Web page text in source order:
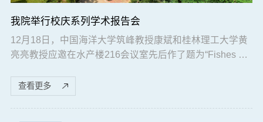
我院举行校庆系列学术报告会
12月18日，中国海洋大学筑峰教授康斌和桂林理工大学黄
亮亮教授应邀在水产楼216会议室先后作了题为“Fishes on
境因子的关系”的学术报告。学院部分教师、研究生及本科
生共30余人参加了此次报告交流会，会议由海渔系何雄波
查看更多